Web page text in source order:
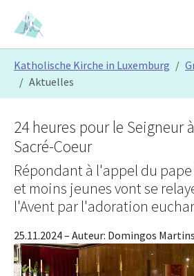
Skip to main content
Skip to page footer
Katholische Kirche in Luxemburg
Aktuelles
24 heures pour le Seigneur
Sacré-Coeur
Répondant à l'appel du
et moins jeunes vont se
l'Avent par l'adoration
25.11.2024– Auteur: Domingos Martins